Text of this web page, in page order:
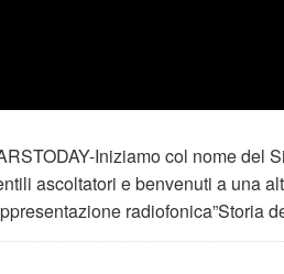
Iniziamo col nome del
ascoltatori e benvenuti a una
radiofonica”Storia